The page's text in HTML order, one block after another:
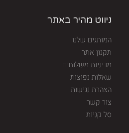
ניווט מהיר באתר
המותגים שלנו
תקנון אתר
מדיניות משלוחים
שאלות נפוצות
הצהרת נגישות
צור קשר
סל קניות